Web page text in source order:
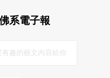
系電子報